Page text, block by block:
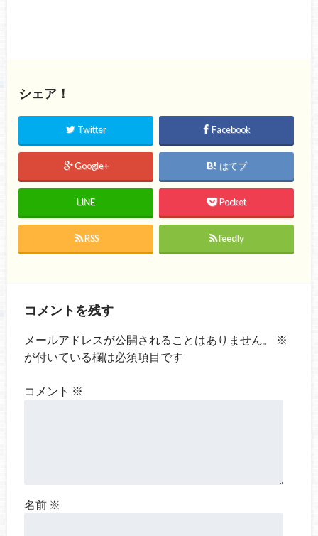
シェア！
Twitter Facebook
Google+ はてブ
LINE Pocket
RSS feedly
コメントを残す
メールアドレスが公開されることはありません。
※
が付いている欄は必須項目です
コメント ※
名前 ※